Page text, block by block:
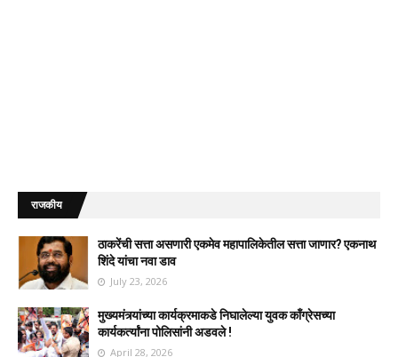
राजकीय
ठाकरेंची सत्ता असणारी एकमेव महापालिकेतील सत्ता जाणार? एकनाथ
शिंदे यांचा नवा डाव
July 23, 2026
मुख्यमंत्र्यांच्या कार्यक्रमाकडे निघालेल्या युवक काँग्रेसच्या
कार्यकर्त्यांना पोलिसांनी अडवले !
April 28, 2026